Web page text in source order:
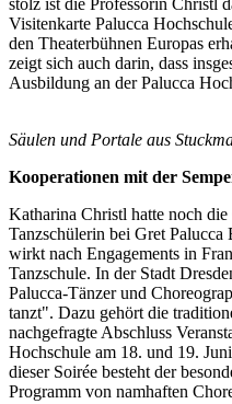
Visitenkarte Palucca
den Theaterbühnen Europas
zeigt sich auch darin, dass
Ausbildung an der Palucca
Säulen und Portale aus
Kooperationen mit der
Katharina Christl hatte noch
Tanzschülerin bei Gret
wirkt nach Engagements in
Tanzschule. In der Stadt
Palucca-Tänzer und
tanzt". Dazu gehört die
nachgefragte Abschluss
Hochschule am 18. und 19.
dieser Soirée besteht der
Programm von namhaften